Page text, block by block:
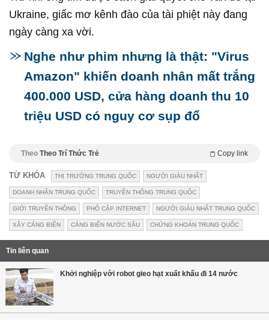
Ukraine, giấc mơ kênh đào của tài phiệt này đang
ngày càng xa vời.
Nghe như phim nhưng là thật: "Virus
Amazon" khiến doanh nhân mất trắng
400.000 USD, cửa hàng doanh thu 10
triệu USD có nguy cơ sụp đổ
Theo Theo Trí Thức Trẻ Copy link
TỪ KHÓA THỊ TRƯỜNG TRUNG QUỐC NGƯỜI GIÀU NHẤT
DOANH NHÂN TRUNG QUỐC TRUYỀN THÔNG TRUNG QUỐC
GIỚI TRUYỀN THÔNG PHỔ CẬP INTERNET NGƯỜI GIÀU NHẤT TRUNG QUỐC
XÂY CẢNG BIỂN CẢNG BIỂN NƯỚC SÂU CHỨNG KHOÁN TRUNG QUỐC
Tin liên quan
Khởi nghiệp với robot gieo hạt xuất khẩu đi 14 nước